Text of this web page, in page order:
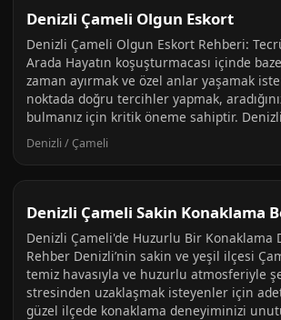
Denizli Çameli Olgun Eskort
Denizli Çameli Olgun Eskort Rehberi:
Arada Hayatın koşuşturmacası içinde
zaman ayırmak ve özel anlar yaşamak
noktada doğru tercihler yapmak,
bulmanız için kritik öneme sahiptir.
Denizli / Çameli
Denizli Çameli Sakin Konaklama
Denizli Çameli'de Huzurlu Bir Konaklama
Rehber Denizli’nin sakin ve yeşil ilçesi
temiz havasıyla ve huzurlu atmosferiyle
stresinden uzaklaşmak isteyenler için
güzel ilçede konaklama deneyiminizi